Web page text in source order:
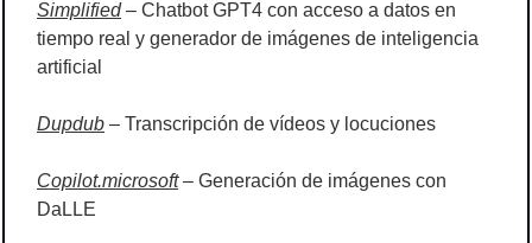
Simplified – Chatbot GPT4 con acceso a datos en
tiempo real y generador de imágenes de inteligencia
artificial
Dupdub – Transcripción de vídeos y locuciones
Copilot.microsoft – Generación de imágenes con
DaLLE